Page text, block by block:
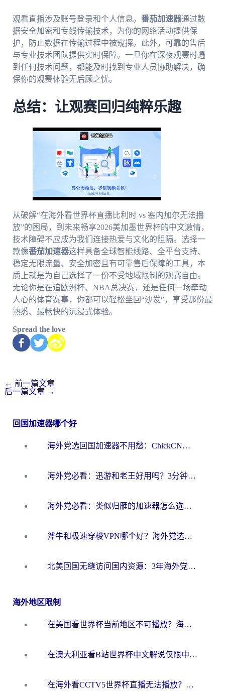
观看直播涉及账号登录和个人信息。 番茄加速器通过数
据安全加密和专线传输技术，为你的网络活动提供保
护，防止数据在传输过程中被窥探。此外，可靠的售后
与专业技术团队提供实时保障。一旦你在深夜观赛时遇
到任何技术问题，都能及时找到专业人员协助解决，确
保你的观赛体验无后顾之忧。
总结：让观赛回归纯粹乐趣
从破解“在海外看世界杯直播比利时 vs 塞内加尔无法播
放”的困局，到未来畅享2026美加墨世界杯的中文激情，
技术障碍不应成为我们连接热爱与文化的阻隔。选择一
款像番茄加速器这样具备全球智能线路、全平台支持、
稳定无限流量、安全加密且有可靠售后保障的工具，本
质上就是为自己选择了一份不受地域限制的观赛自由。
无论你是在追欧洲杯、NBA总决赛，还是任何一场牵动
人心的体育赛事，你都可以轻松坐回“沙发”，享受那份最
熟悉、最畅快的沉浸式体验。
Spread the love
← 前一篇文章
后一篇文章 →
回国加速器哪个好
海外党选回国加速器不用愁：ChickCN和洞见哪个好？一篇搞定所有疑问
海外党必看：迅游和老王好用吗？3分钟选对加速国内网络的加速器
海外党必看：类似归雁的加速器怎么选？一篇搞定无缝访问国内资源
斧牛和极速穿梭VPN哪个好？海外党选回国加速器必看的真实对比与避坑指南
北美回国无缝访问国内资源：3年海外党亲测的加速器选择指南
海外地区限制
在美国看世界杯当前地区不可播放？海外党体育观赛终极指南来了！
在澳大利亚看B站世界杯中文解说仅限中国大陆？这篇指南帮你打破限制看遍赛事
在海外看CCTV5世界杯直播无法播放？这篇指南让你和国内球迷同步呐喊